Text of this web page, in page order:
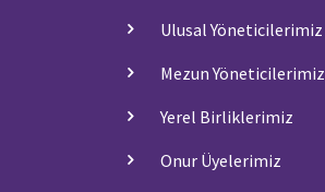
Ulusal Yöneticilerimiz
Mezun Yöneticilerimiz
Yerel Birliklerimiz
Onur Üyelerimiz